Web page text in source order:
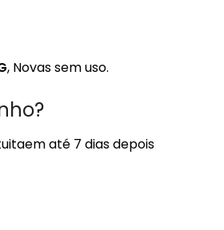
, Novas sem uso.
até 7 dias depois